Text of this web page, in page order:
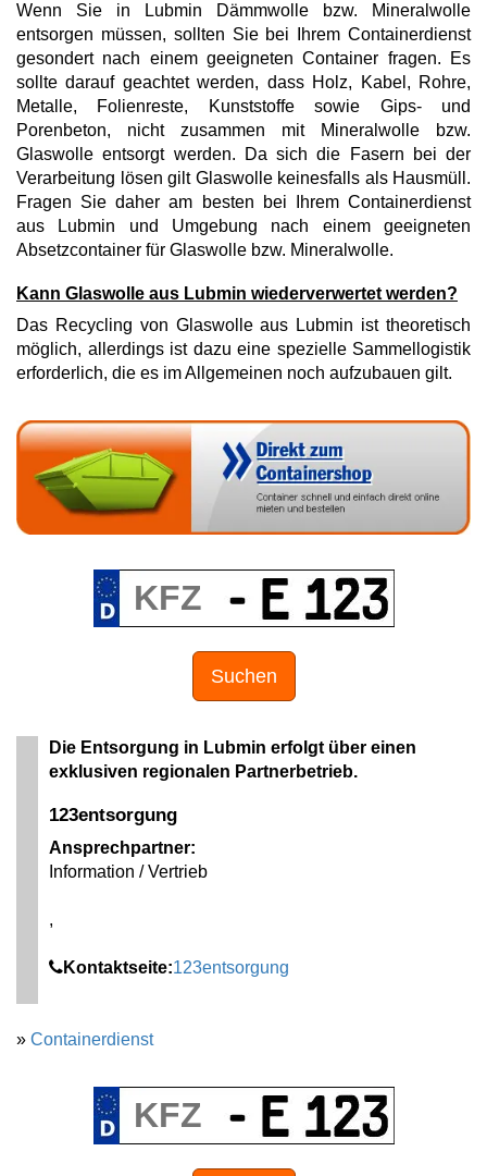
Wenn Sie in Lubmin Dämmwolle bzw. Mineralwolle
entsorgen müssen, sollten Sie bei Ihrem Containerdienst
gesondert nach einem geeigneten Container fragen. Es
sollte darauf geachtet werden, dass Holz, Kabel, Rohre,
Metalle, Folienreste, Kunststoffe sowie Gips- und
Porenbeton, nicht zusammen mit Mineralwolle bzw.
Glaswolle entsorgt werden. Da sich die Fasern bei der
Verarbeitung lösen gilt Glaswolle keinesfalls als Hausmüll.
Fragen Sie daher am besten bei Ihrem Containerdienst
aus Lubmin und Umgebung nach einem geeigneten
Absetzcontainer für Glaswolle bzw. Mineralwolle.
Kann Glaswolle aus Lubmin wiederverwertet werden?
Das Recycling von Glaswolle aus Lubmin ist theoretisch
möglich, allerdings ist dazu eine spezielle Sammellogistik
erforderlich, die es im Allgemeinen noch aufzubauen gilt.
Suchen
Die Entsorgung in Lubmin erfolgt über einen
exklusiven regionalen Partnerbetrieb.
123entsorgung
Ansprechpartner:
Information / Vertrieb
,
Kontaktseite:123entsorgung
» Containerdienst